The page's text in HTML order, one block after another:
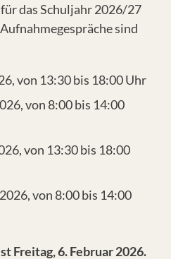
das Schuljahr 2026/27
sind
von 13:30 bis 18:00 Uhr
von 8:00 bis 14:00
von 13:30 bis 18:00
von 8:00 bis 14:00
Freitag, 6. Februar 2026.